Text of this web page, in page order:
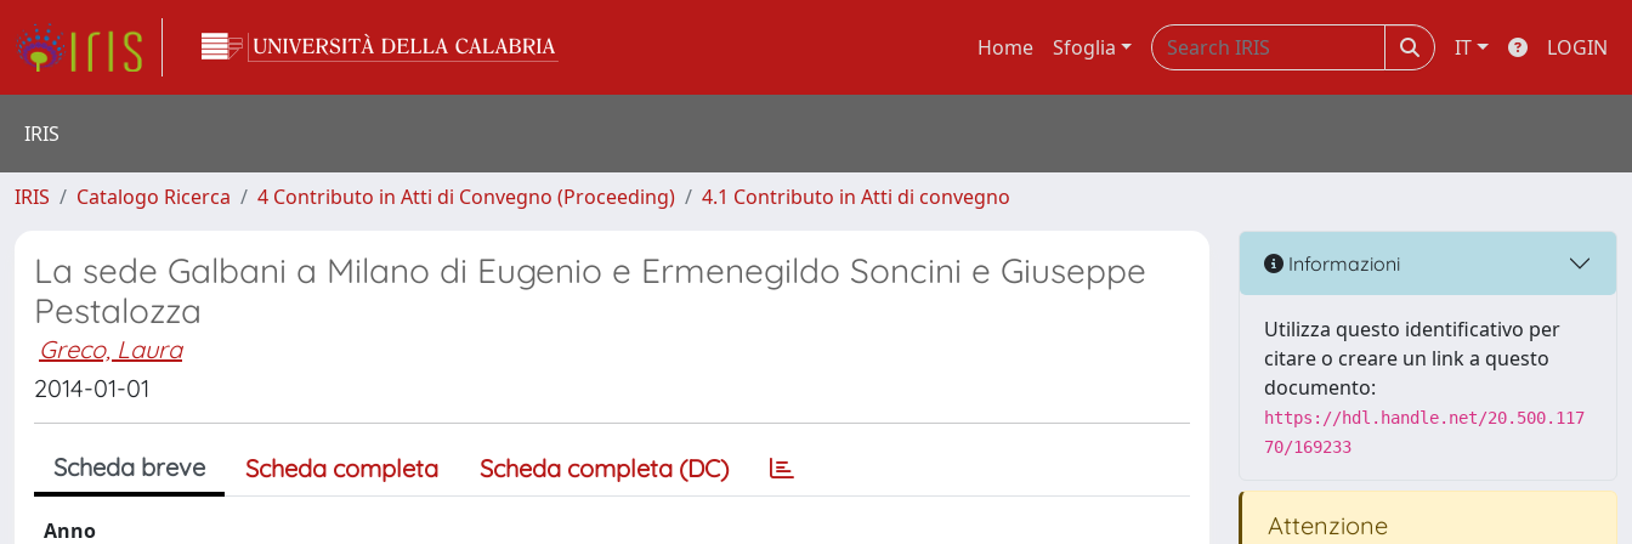
Home Sfoglia IT LOGIN
IRIS
IRIS Catalogo Ricerca 4 Contributo in Atti di Convegno (Proceeding) 4.1 Contributo in Atti di convegno
La sede Galbani a Milano di Eugenio e Ermenegildo Soncini e Giuseppe
Pestalozza
Greco, Laura
2014-01-01
Scheda breve Scheda completa Scheda completa (DC)
Anno
Informazioni
Utilizza questo identificativo per
citare o creare un link a questo
documento:
https://hdl.handle.net/20.500.117
70/169233
Attenzione